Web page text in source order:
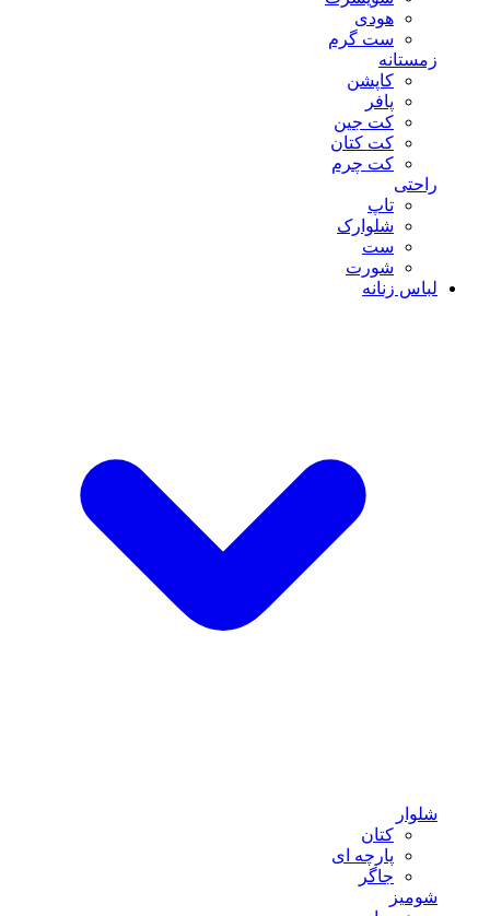
هودی
ست گرم
زمستانه
کاپشن
پافر
کت جین
کت کتان
کت چرم
راحتی
تاپ
شلوارک
ست
شورت
لباس زنانه
شلوار
کتان
پارچه ای
جاگر
شومیز